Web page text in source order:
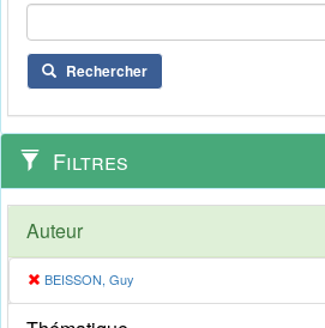
Rechercher
Filtres
Auteur
BEISSON, Guy